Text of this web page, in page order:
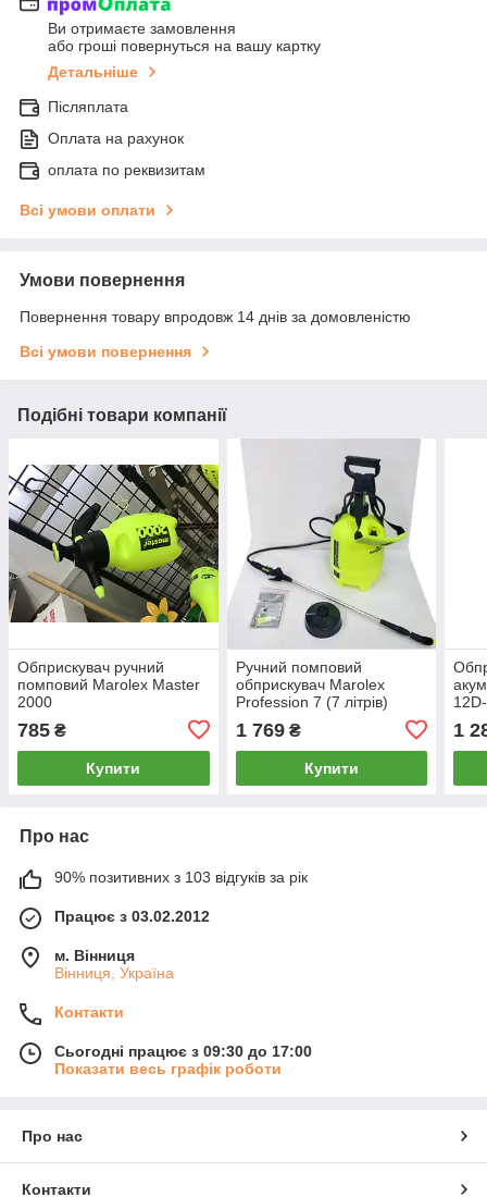
Ви отримаєте замовлення
або гроші повернуться на вашу картку
Детальніше
Післяплата
Оплата на рахунок
оплата по реквизитам
Всі умови оплати
Умови повернення
Повернення товару впродовж 14 днів за домовленістю
Всі умови повернення
Подібні товари компанії
Обприскувач ручний
помповий Marolex Master
2000
785 ₴
Купити
Ручний помповий
обприскувач Marolex
Profession 7 (7 літрів)
1 769₴
Купити
1
Про нас
90% позитивних з 103 відгуків за рік
Працює з 03.02.2012
м. Вінниця
Вінниця, Україна
Контакти
Сьогодні працює з 09:30 до 17:00
Показати весь графік роботи
Про нас
Контакти